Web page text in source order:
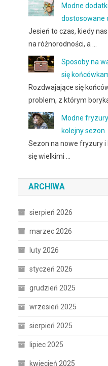
Modne
dostosowane
Jesień to czas, kiedy
na różnorodności, a …
Sposoby na
się
Rozdwajające się
problem, z którym boryka
Modne
kolejny sezon
Sezon na nowe fryzury i
się wielkimi …
ARCHIWA
sierpień 2026
marzec 2026
luty 2026
styczeń 2026
grudzień 2025
wrzesień 2025
sierpień 2025
lipiec 2025
kwiecień 2025